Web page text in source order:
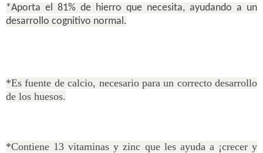
*Aporta el 81% de hierro que necesita, ayudando a un
desarrollo cognitivo normal.
*Es fuente de calcio, necesario para un correcto desarrollo
de los huesos.
*Contiene 13 vitaminas y zinc que les ayuda a ¡crecer y